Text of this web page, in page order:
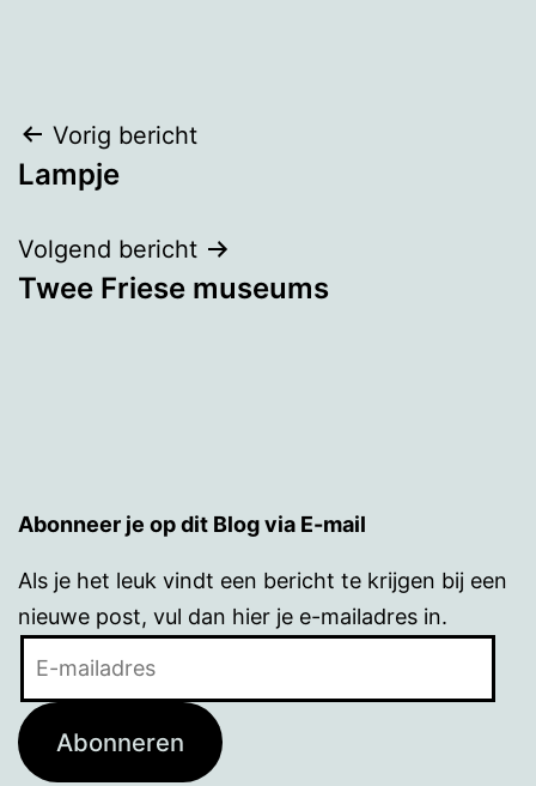
Bericht
navigatie
Vorig bericht
Lampje
Volgend bericht
Twee Friese museums
Abonneer je op dit Blog via E-mail
Als je het leuk vindt een bericht te krijgen bij een
nieuwe post, vul dan hier je e-mailadres in.
Abonneren